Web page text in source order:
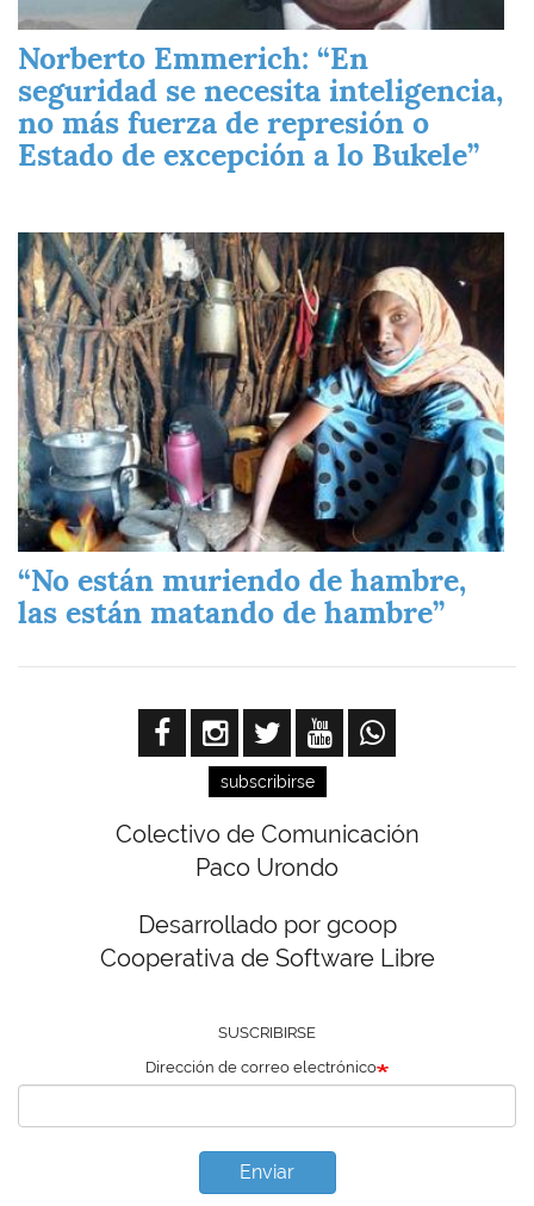
Norberto Emmerich: “En
seguridad se necesita inteligencia,
no más fuerza de represión o
Estado de excepción a lo Bukele”
Imagen
“No están muriendo de hambre,
las están matando de hambre”
subscribirse
Colectivo de Comunicación
Paco Urondo
Desarrollado por gcoop
Cooperativa de Software Libre
SUSCRIBIRSE
Dirección de correo electrónico
Enviar